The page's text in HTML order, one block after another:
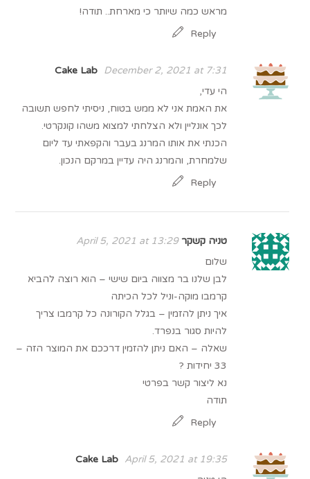
מראש כמה שיותר כי מארחת.. תודה!
Reply
Cake Lab
December 2, 2021 at 7:31
הי עדי,
את האמת אני לא ממש בטוח, ניסיתי לחפש תשובה
לכך אונליין ולא הצלחתי למצוא משהו קונקרטי.
הכנתי את אותו המרנג בעבר והקפאתי עד ליום
שלמחרת, והמרנג היה עדיין במרקם הנכון.
Reply
טניה קשקר April 5, 2021 at 13:29
שלום
לבן שלנו בר מצווה ביום שישי – הוא רוצה להביא
קרמבו מוקה-וניל לכל הכיתה
איך ניתן להזמין – בגלל הקורונה כל קרמבו צריך
להיות סגור בנפרד.
שאלה – האם ניתן להזמין דרככם את המוצר הזה –
33 יחידות ?
נא ליצור קשר בפרטי
תודה
Reply
Cake Lab
April 5, 2021 at 19:35